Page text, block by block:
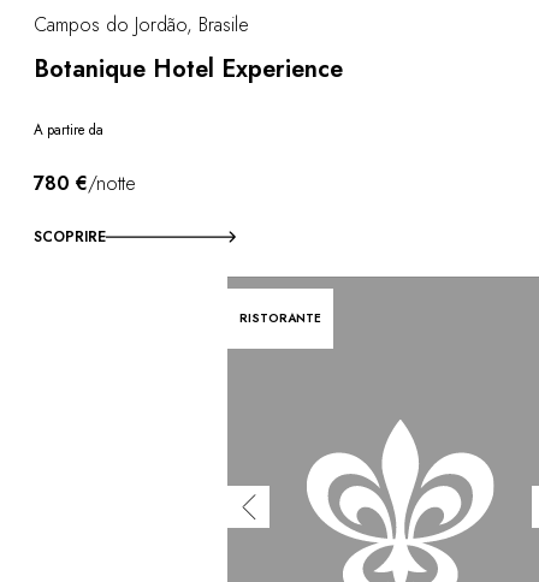
Campos do Jordão, Brasile
Botanique Hotel Experience
A partire da
780 €/notte
SCOPRIRE
RISTORANTE